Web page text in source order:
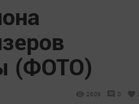
(ФОТО)
2609 0